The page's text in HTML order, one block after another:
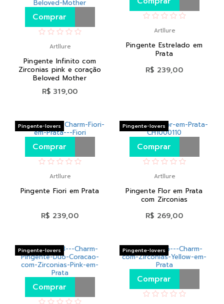
Comprar
Artllure
Pingente Infinito com
Zirconias pink e coração
Beloved Mother
R$ 319,00
Artllure
Pingente Estrelado em
Prata
R$ 239,00
Comprar
Artllure
Pingente Fiori em Prata
R$ 239,00
Pingente-lovers
Comprar
Artllure
Pingente Flor em Prata
com Zirconias
R$ 269,00
Pingente-lovers
Comprar
Pingente-lovers
Comprar
Pingente-lovers